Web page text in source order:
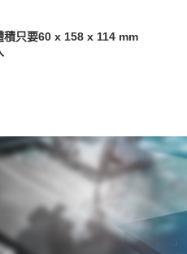
積只要60 x 158 x 114 mm